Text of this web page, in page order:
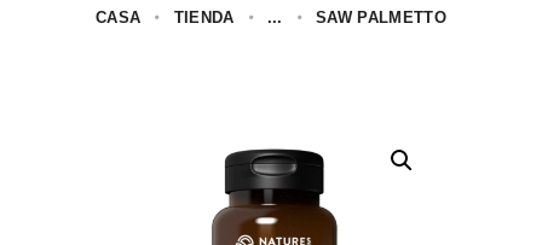
CASA TIENDA ... SAW PALMETTO